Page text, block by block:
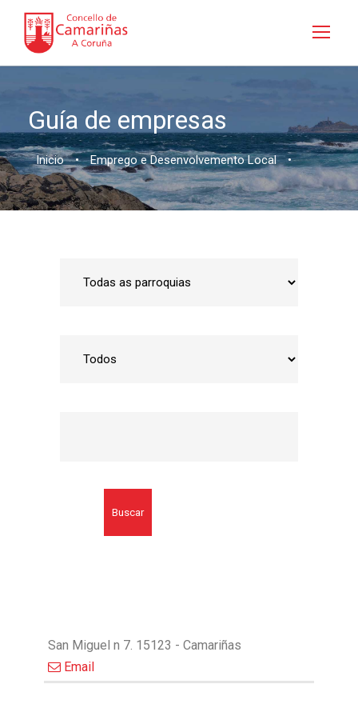
Guía de empresas
Inicio • Emprego e Desenvolvemento Local •
Buscar
San Miguel n 7. 15123 - Camariñas
Email